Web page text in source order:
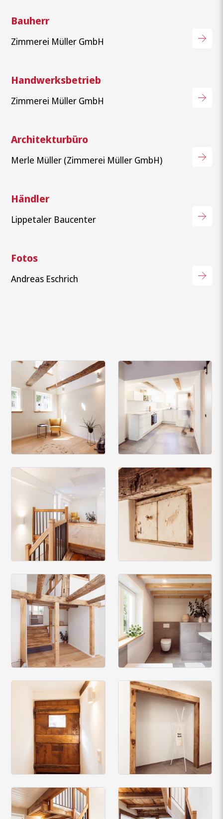
Wonach suchen Sie?
Bauherr
Zimmerei Müller GmbH
Handwerksbetrieb
Zimmerei Müller GmbH
Architekturbüro
Merle Müller (Zimmerei Müller GmbH)
Händler
Lippetaler Baucenter
Fotos
Andreas Eschrich